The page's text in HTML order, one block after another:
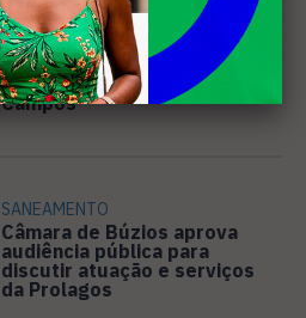
CINEMA
Curta-metragem gravado em
Búzios é selecionado para o
Festival de Cinema de
Campos
SANEAMENTO
Câmara de Búzios aprova
audiência pública para
discutir atuação e serviços
da Prolagos